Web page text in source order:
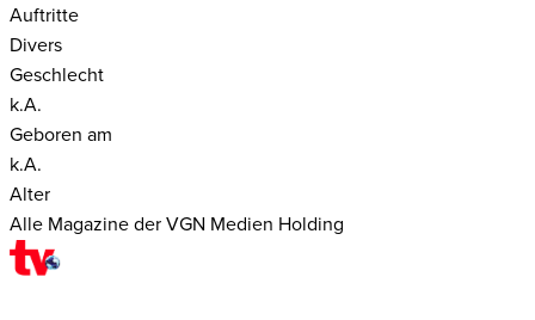
Auftritte
Divers
Geschlecht
k.A.
Geboren am
k.A.
Alter
Alle Magazine der VGN Medien Holding